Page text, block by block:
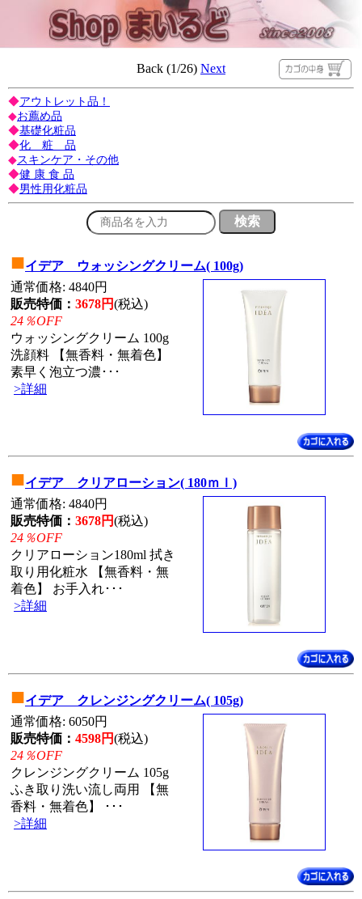
Back (1/26) Next
◆アウトレット品！
◆お薦め品
◆基礎化粧品
◆化 粧 品
◆スキンケア・その他
◆健 康 食 品
◆男性用化粧品
■イデア ウォッシングクリーム( 100g)
通常価格: 4840円
販売特価： 3678円(税込)
24％OFF
ウォッシングクリーム 100g
洗顔料 【無香料・無着色】
素早く泡立つ濃･･･
>詳細
■イデア クリアローション( 180ｍｌ)
通常価格: 4840円
販売特価： 3678円(税込)
24％OFF
クリアローション180ml 拭き
取り用化粧水 【無香料・無
着色】 お手入れ･･･
>詳細
■イデア クレンジングクリーム( 105g)
通常価格: 6050円
販売特価： 4598円(税込)
24％OFF
クレンジングクリーム 105g
ふき取り洗い流し両用 【無
香料・無着色】 ･･･
>詳細